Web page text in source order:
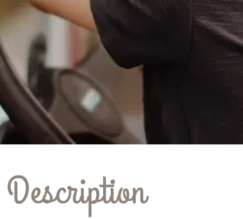
Description